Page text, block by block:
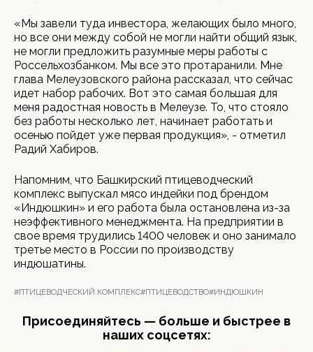
«Мы завели туда инвестора, желающих было много,
но все они между собой не могли найти общий язык,
не могли предложить разумные меры работы с
Россельхозбанком. Мы все это протаранили. Мне
глава Мелеузовского района рассказал, что сейчас
идет набор рабочих. Вот это самая большая для
меня радостная новость в Мелеузе. То, что стояло
без работы несколько лет, начинает работать и
осенью пойдет уже первая продукция», - отметил
Радий Хабиров.
Напомним, что Башкирский птицеводческий
комплекс выпускал мясо индейки под брендом
«Индюшкин» и его работа была остановлена из-за
неэффективного менеджмента. На предприятии в
свое время трудились 1400 человек и оно занимало
третье место в России по производству
индюшатины.
#ПТИЦЕВОДЧЕСКИЙ КОМПЛЕКС#ПТИЦЕВОДСТВО#ИНДЮШКИН
Присоединяйтесь — больше и быстрее в
наших соцсетях: